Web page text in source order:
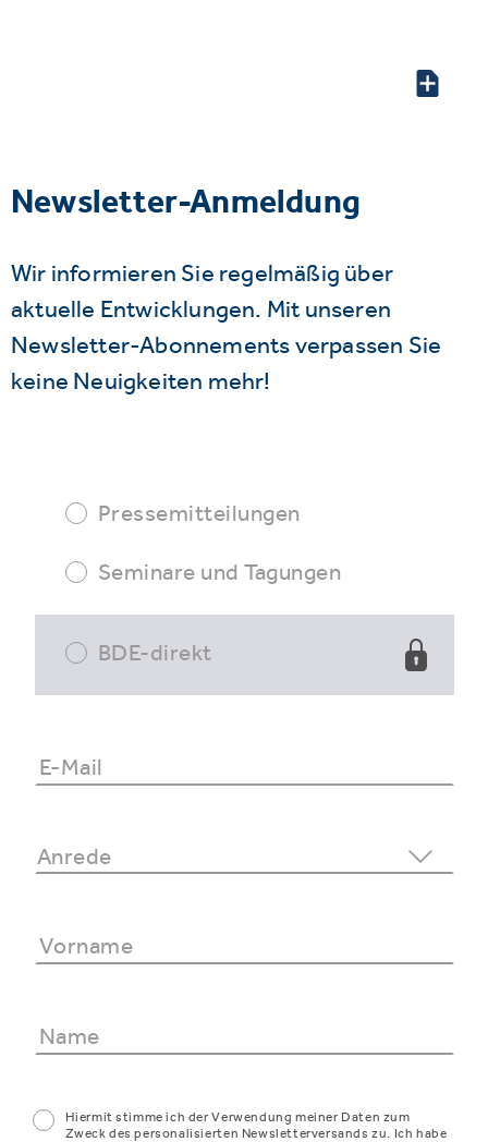
Newsletter-Anmeldung
Wir informieren Sie regelmäßig über
aktuelle Entwicklungen. Mit unseren
Newsletter-Abonnements verpassen Sie
keine Neuigkeiten mehr!
Pressemitteilungen
Seminare und Tagungen
BDE-direkt
Hiermit stimme ich der Verwendung meiner Daten zum
Zweck des personalisierten Newsletterversands zu. Ich habe